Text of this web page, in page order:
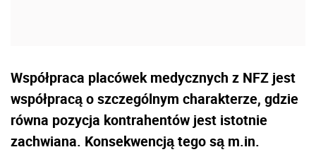
Współpraca placówek medycznych z NFZ jest
współpracą o szczególnym charakterze, gdzie
równa pozycja kontrahentów jest istotnie
zachwiana. Konsekwencją tego są m.in.